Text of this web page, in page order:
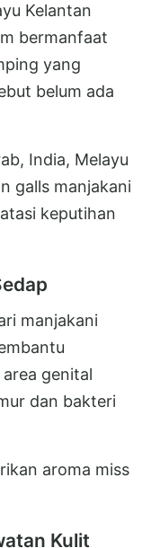
Kelantan
bermanfaat
yang
belum ada
India, Melayu
galls manjakani
keputihan
manjakani
genital
dan bakteri
aroma miss
Kulit